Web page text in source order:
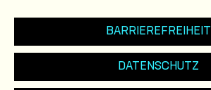
BARRIEREFREIHEIT
DATENSCHUTZ